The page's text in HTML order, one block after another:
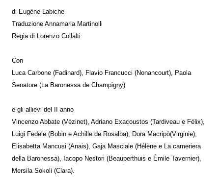
di Eugène Labiche
Traduzione Annamaria Martinolli
Regia di Lorenzo Collalti
Con
Luca Carbone (Fadinard), Flavio Francucci (Nonancourt), Paola
Senatore (La Baronessa de Champigny)
e gli allievi del II anno
Vincenzo Abbate (Vèzinet), Adriano Exacoustos (Tardiveau e Félix),
Luigi Fedele (Bobin e Achille de Rosalba), Dora Macripò(Virginie),
Elisabetta Mancusi (Anais), Gaja Masciale (Hélène e La cameriera
della Baronessa), Iacopo Nestori (Beauperthuis e Émile Tavernier),
Mersila Sokoli (Clara).